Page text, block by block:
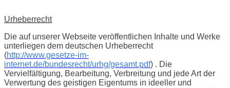
Urheberrecht
Die auf unserer Webseite veröffentlichen Inhalte und Werke
unterliegen dem deutschen Urheberrecht
(http://www.gesetze-im-
internet.de/bundesrecht/urhg/gesamt.pdf) . Die
Vervielfältigung, Bearbeitung, Verbreitung und jede Art der
Verwertung des geistigen Eigentums in ideeller und